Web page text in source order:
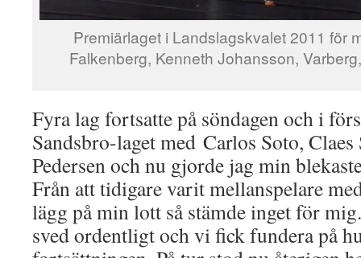
Premiärlaget i Landslagskvalet 2011 för
Falkenberg, Kenneth Johansson,
Fyra lag fortsatte på söndagen och i
Sandsbro-laget med Carlos Soto,
Pedersen och nu gjorde jag min
Från att tidigare varit mellanspelare
lägg på min lott så stämde inget för
sved ordentligt och vi fick fundera på